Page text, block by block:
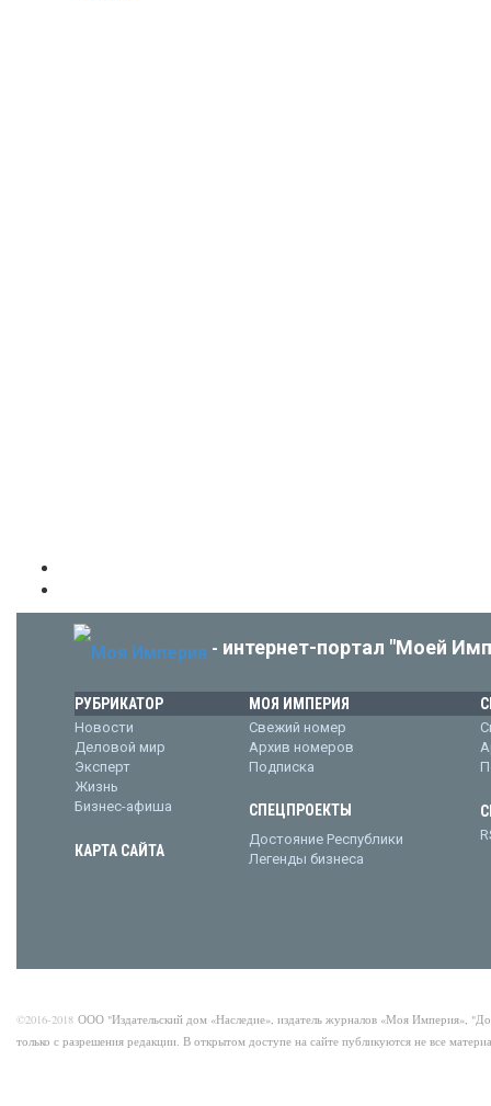
- интернет-портал "Моей
РУБРИКАТОР
Новости
Деловой мир
Эксперт
Жизнь
Бизнес-афиша
КАРТА САЙТА
МОЯ ИМПЕРИЯ
Свежий номер
Архив номеров
Подписка
СПЕЦПРОЕКТЫ
Достояние Республики
Легенды бизнеса
©2016-2018 ООО "Издательский дом «Наследие», издатель журналов «Моя Империя»,
только с разрешения редакции. В открытом доступе на сайте публикуются не все